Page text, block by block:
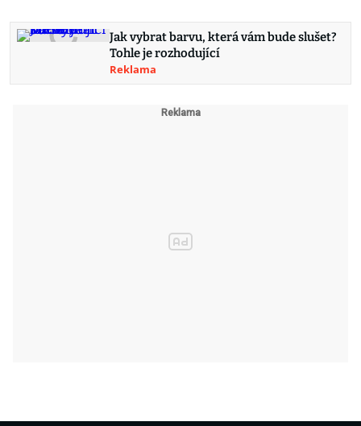
Jak vybrat barvu, která vám bude slušet?
Tohle je rozhodující
Reklama